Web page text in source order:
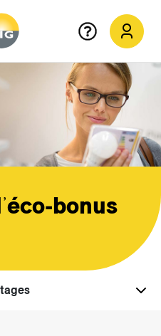
éco-bonus